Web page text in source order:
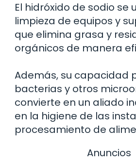
El hidróxido de sodio se
limpieza de equipos y
que elimina grasa y
orgánicos de manera
Además, su capacidad
bacterias y otros
convierte en un aliado
en la higiene de las
procesamiento de
Anuncios